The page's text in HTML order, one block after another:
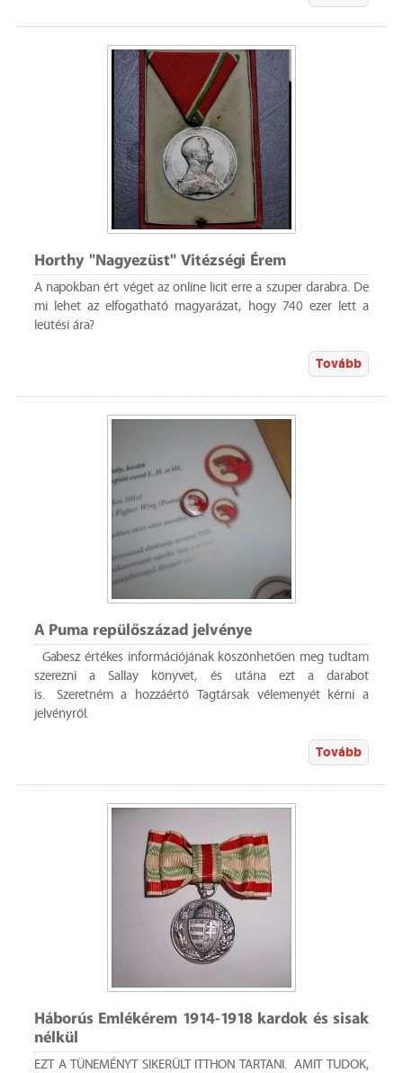
Horthy "Nagyezüst" Vitézségi Érem
A napokban ért véget az online licit erre a szuper darabra. De
mi lehet az elfogatható magyarázat, hogy 740 ezer lett a
leütési ára?
Tovább
A Puma repülőszázad jelvénye
Gabesz értékes információjának köszönhetően meg tudtam
szerezni a Sallay könyvet, és utána ezt a darabot
is. Szeretném a hozzáértő Tagtársak vélemenyét kérni a
jelvényről.
Tovább
Háborús Emlékérem 1914-1918 kardok és sisak
nélkül
EZT A TÜNEMÉNYT SIKERÜLT ITTHON TARTANI. AMIT TUDOK,